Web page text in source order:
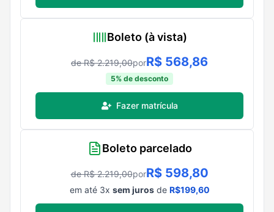
Boleto (à vista)
de R$2.219,00porR$ 568,86
5% de desconto
Fazer matrícula
Boleto parcelado
de R$2.219,00porR$ 598,80
em até 3x sem jurosde R$199,60